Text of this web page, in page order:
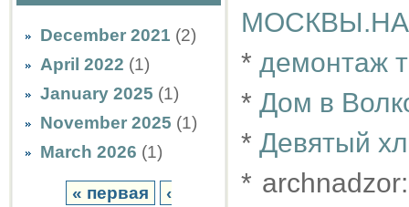
December 2021 (2)
April 2022 (1)
January 2025 (1)
November 2025 (1)
March 2026 (1)
« первая
‹
* демонтаж
* Дом в
* Девятый
*